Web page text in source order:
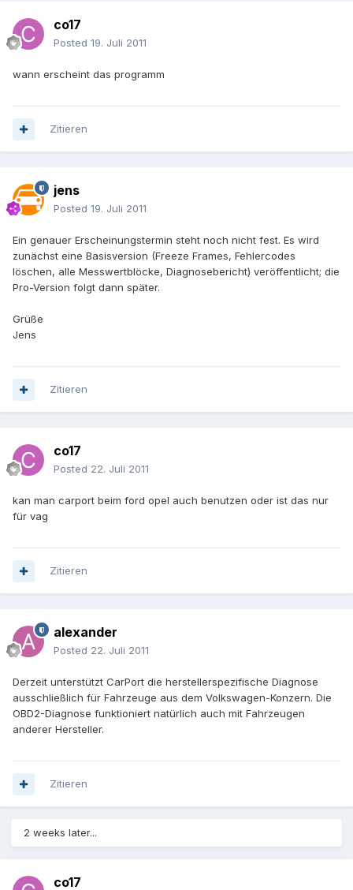
co17
Posted 19. Juli 2011
wann erscheint das programm
Zitieren
jens
Posted 19. Juli 2011
Ein genauer Erscheinungstermin steht noch nicht fest. Es wird
zunächst eine Basisversion (Freeze Frames, Fehlercodes
löschen, alle Messwertblöcke, Diagnosebericht) veröffentlicht; die
Pro-Version folgt dann später.
Grüße
Jens
Zitieren
co17
Posted 22. Juli 2011
kan man carport beim ford opel auch benutzen oder ist das nur
für vag
Zitieren
alexander
Posted 22. Juli 2011
Derzeit unterstützt CarPort die herstellerspezifische Diagnose
ausschließlich für Fahrzeuge aus dem Volkswagen-Konzern. Die
OBD2-Diagnose funktioniert natürlich auch mit Fahrzeugen
anderer Hersteller.
Zitieren
2 weeks later...
co17